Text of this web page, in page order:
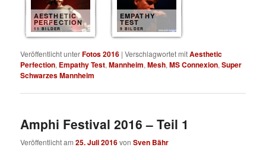
AESTHETIC
PERFECTION
11 BILDER
EMPATHY
TEST
9 BILDER
Veröffentlicht unterFotos 2016 |Verschlagwortet mitAesthetic
Perfection, Empathy Test,Mannheim,Mesh,MS Connexion,Super
Schwarzes Mannheim
Amphi Festival 2016 – Teil 1
Veröffentlicht am25. Juli 2016vonSven Bähr